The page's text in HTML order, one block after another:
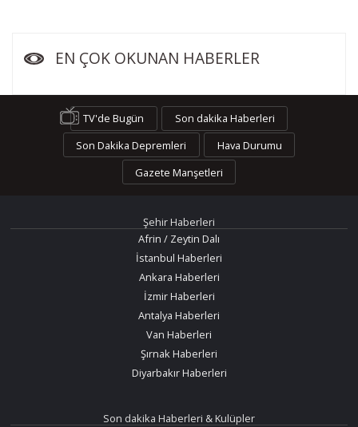
EN ÇOK OKUNAN HABERLER
TV'de Bugün
Son dakika Haberleri
Son Dakika Depremleri
Hava Durumu
Gazete Manşetleri
Şehir Haberleri
Afrin / Zeytin Dalı
İstanbul Haberleri
Ankara Haberleri
İzmir Haberleri
Antalya Haberleri
Van Haberleri
Şırnak Haberleri
Diyarbakır Haberleri
Son dakika Haberleri & Kulüpler